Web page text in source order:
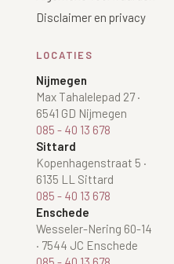
Disclaimer en privacy
LOCATIES
Nijmegen
Max Tahalelepad 27·
6541 GD Nijmegen
085 - 40 13 678
Sittard
Kopenhagenstraat 5 ·
6135 LL Sittard
085 - 40 13 678
Enschede
Wesseler-Nering 60-14
· 7544 JC Enschede